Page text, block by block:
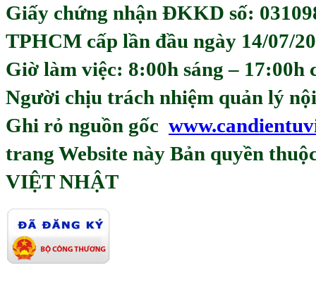
Giấy chứng nhận ĐKKD số:
TPHCM cấp lần đầu ngày 14/07/
Giờ làm việc: 8:00h sáng – 17:00h
Người chịu trách nhiệm quản lý
Ghi rỏ nguồn gốc
trang Website này Bản quyền
VIỆT NHẬT